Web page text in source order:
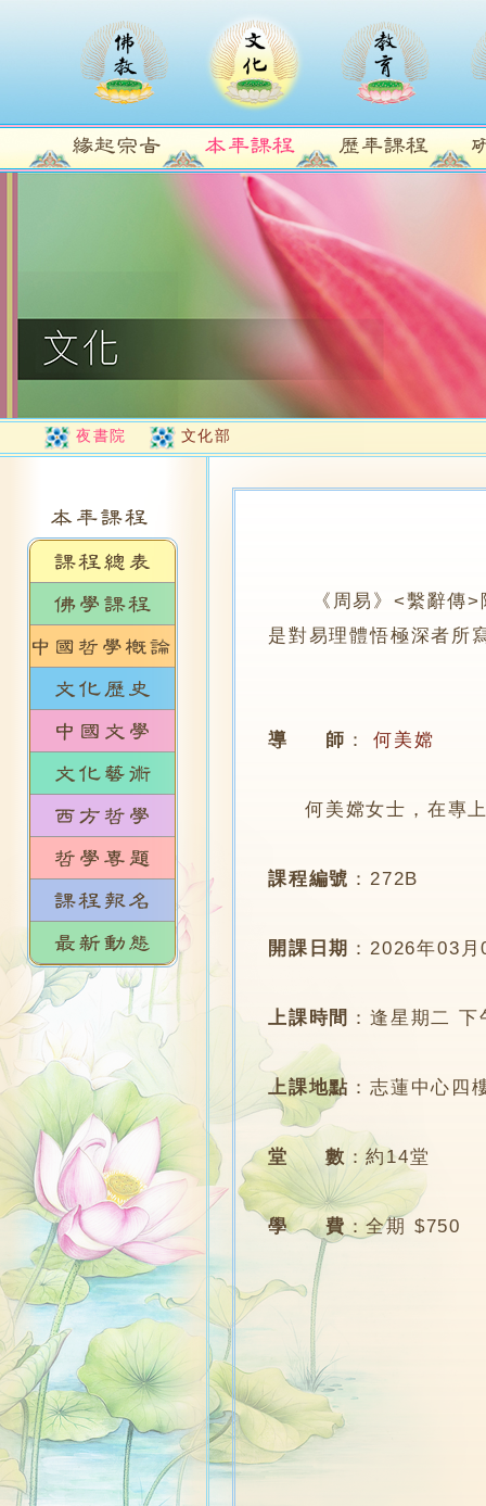
夜書院 文化部
《周易》<繫辭傳>除
是對易理體悟極深者所
導 師 ： 何美嫦
何美嫦女士，在專上
課程編號 ：272B
開課日期 ：2026年03月
上課時間 ：逢星期二
上課地點 ：志蓮中心四
堂 數 ：約14堂
學 費 ：全期 $750